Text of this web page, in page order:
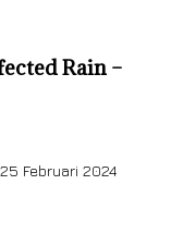
Rain –
Februari 2024